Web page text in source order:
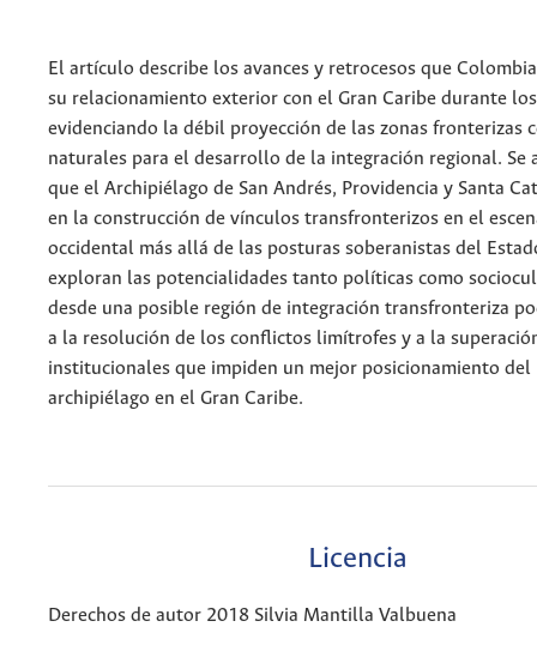
El artículo describe los avances y retrocesos que
su relacionamiento exterior con el Gran Caribe durante
evidenciando la débil proyección de las zonas fronterizas
naturales para el desarrollo de la integración regional. Se
que el Archipiélago de San Andrés, Providencia y Santa
en la construcción de vínculos transfronterizos en el
occidental más allá de las posturas soberanistas del
exploran las potencialidades tanto políticas como
desde una posible región de integración transfronteriza
a la resolución de los conflictos limítrofes y a la
institucionales que impiden un mejor posicionamiento del
archipiélago en el Gran Caribe.
Licencia
Derechos de autor 2018 Silvia Mantilla Valbuena